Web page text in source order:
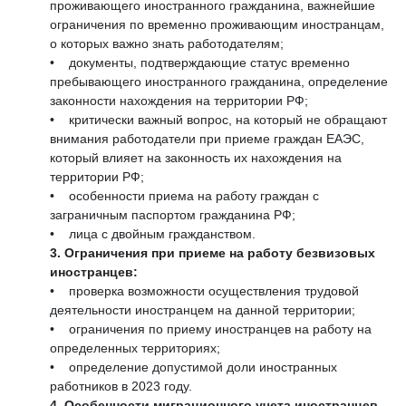
проживающего иностранного гражданина, важнейшие
ограничения по временно проживающим иностранцам,
о которых важно знать работодателям;
• документы, подтверждающие статус временно
пребывающего иностранного гражданина, определение
законности нахождения на территории РФ;
• критически важный вопрос, на который не обращают
внимания работодатели при приеме граждан ЕАЭС,
который влияет на законность их нахождения на
территории РФ;
• особенности приема на работу граждан с
заграничным паспортом гражданина РФ;
• лица с двойным гражданством.
3. Ограничения при приеме на работу безвизовых
иностранцев:
• проверка возможности осуществления трудовой
деятельности иностранцем на данной территории;
• ограничения по приему иностранцев на работу на
определенных территориях;
• определение допустимой доли иностранных
работников в 2023 году.